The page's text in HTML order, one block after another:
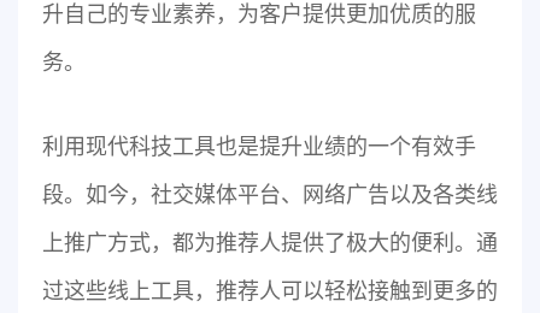
升自己的专业素养，为客户提供更加优质的服
务。
利用现代科技工具也是提升业绩的一个有效手
段。如今，社交媒体平台、网络广告以及各类线
上推广方式，都为推荐人提供了极大的便利。通
过这些线上工具，推荐人可以轻松接触到更多的